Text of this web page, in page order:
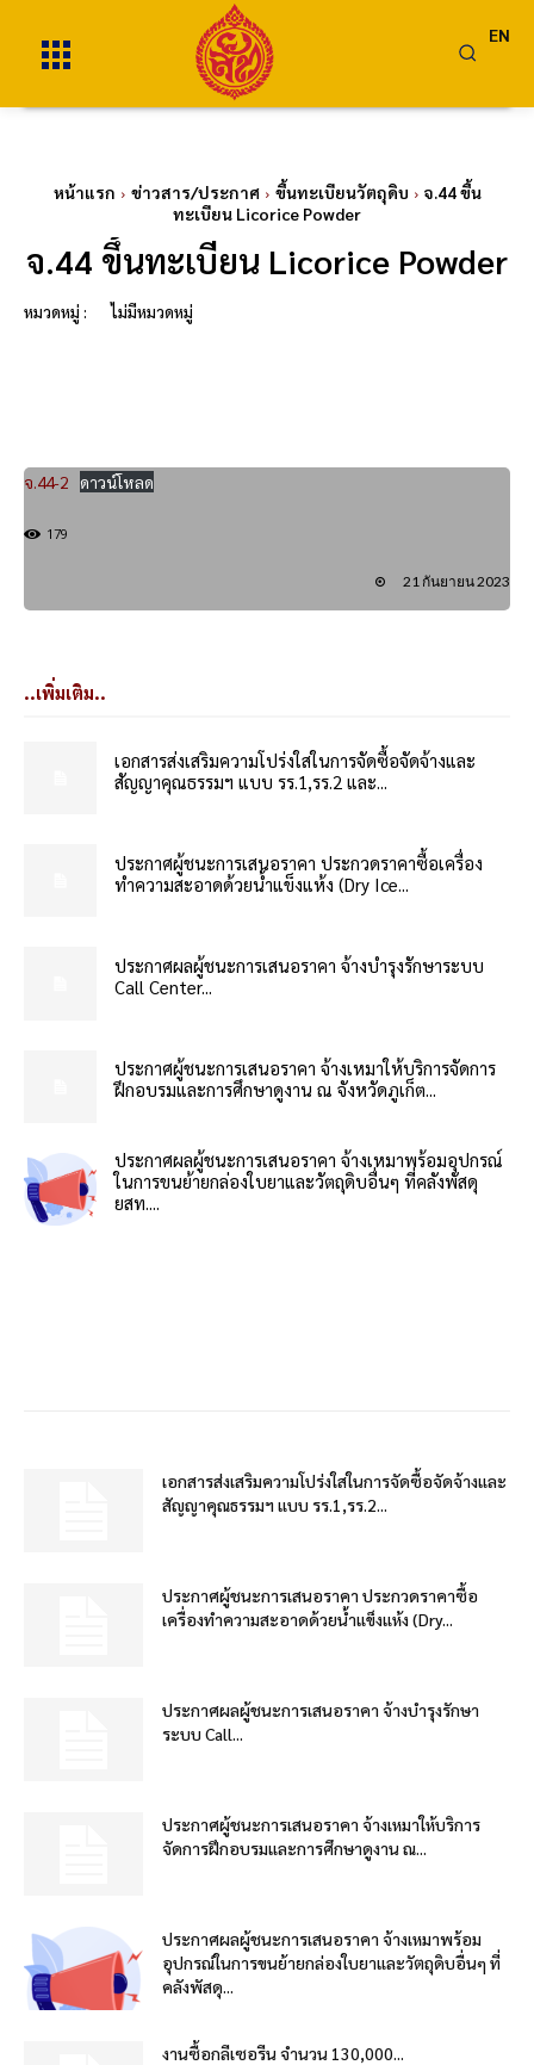
EN
หน้าแรก ข่าวสาร/ประกาศ ขึ้นทะเบียนวัตถุดิบ
จ.44 ขึ้น
ทะเบียน Licorice Powder
จ.44 ขึ้นทะเบียน Licorice Powder
หมวดหมู่ : ไม่มีหมวดหมู่
จ.44-2 ดาวน์โหลด
179
21 กันยายน 2023
..เพิ่มเติม..
เอกสารส่งเสริมความโปร่งใสในการจัดซื้อจัดจ้างและ
สัญญาคุณธรรมฯ แบบ รร.1,รร.2 และ...
ประกาศผู้ชนะการเสนอราคา ประกวดราคาซื้อเครื่อง
ทำความสะอาดด้วยน้ำแข็งแห้ง (Dry Ice...
ประกาศผลผู้ชนะการเสนอราคา จ้างบำรุงรักษาระบบ
Call Center...
ประกาศผู้ชนะการเสนอราคา จ้างเหมาให้บริการจัดการ
ฝึกอบรมและการศึกษาดูงาน ณ จังหวัดภูเก็ต...
ประกาศผลผู้ชนะการเสนอราคา จ้างเหมาพร้อมอุปกรณ์
ในการขนย้ายกล่องใบยาและวัตถุดิบอื่นๆ ที่คลังพัสดุ
ยสท....
เอกสารส่งเสริมความโปร่งใสในการจัดซื้อจัดจ้างและ
สัญญาคุณธรรมฯ แบบ รร.1,รร.2...
ประกาศผู้ชนะการเสนอราคา ประกวดราคาซื้อ
เครื่องทำความสะอาดด้วยน้ำแข็งแห้ง (Dry...
ประกาศผลผู้ชนะการเสนอราคา จ้างบำรุงรักษา
ระบบ Call...
ประกาศผู้ชนะการเสนอราคา จ้างเหมาให้บริการ
จัดการฝึกอบรมและการศึกษาดูงาน ณ...
ประกาศผลผู้ชนะการเสนอราคา จ้างเหมาพร้อม
อุปกรณ์ในการขนย้ายกล่องใบยาและวัตถุดิบอื่นๆ ที่
คลังพัสดุ...
งานซื้อกลีเซอรีน จำนวน 130,000...